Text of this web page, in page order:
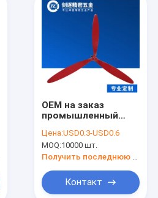
OEM на заказ
промышленный
лезвия вентилятора
для вентилятора
ассистентов
Цена:USD0.3-USD0.6
MOQ:10000 шт.
Получить последнюю цену
Контакт